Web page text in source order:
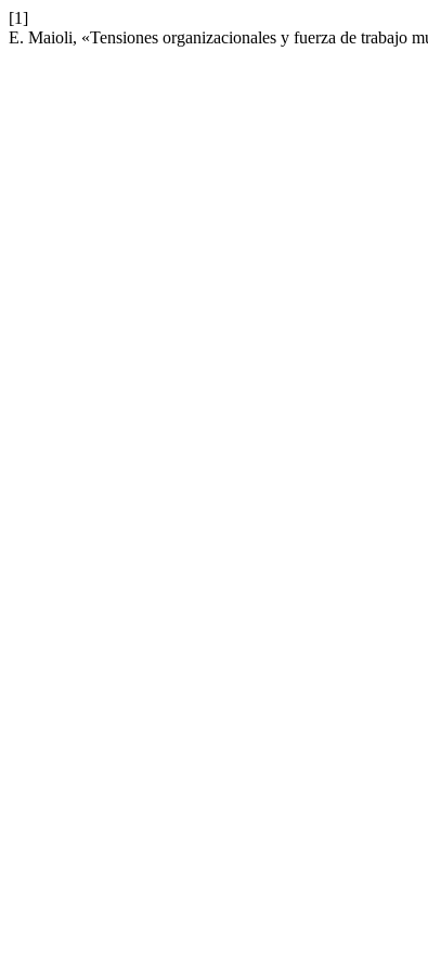
[1]
E. Maioli, «Tensiones organizacionales y fuerza de trabajo